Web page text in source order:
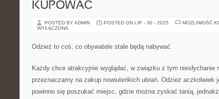
KUPOWAĆ
POSTED BY ADMIN POSTED ON LIP - 30 - 2025
MOŻLIWOŚĆ
WYŁĄCZONA
Odzież to coś, co obywatele stale będą nabywać
Każdy chce atrakcyjnie wyglądać, w związku z tym niesłychanie
przeznaczamy na zakup nowiuteńkich ubrań. Odzież aczkolwiek
powinno się poszukać miejsc, gdzie można zyskać tanią,